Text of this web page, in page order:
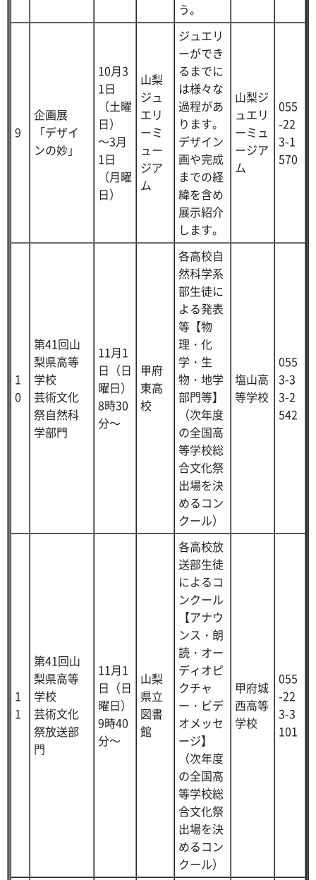
う。
9
企画展
「デザイ
ンの妙」
10月3
1日
（土曜
日）
～3月
1日
（月曜
日）
山梨
ジュ
エリ
ーミ
ュー
ジア
ム
ジュエリ
ーができ
るまでに
は様々な
過程があ
ります。
デザイン
画や完成
までの経
緯を含め
展示紹介
します。
山梨ジ
ュエリ
ーミュ
ージア
ム
055
-22
3-1
570
1
0
第41回山
梨県高等
学校
芸術文化
祭自然科
学部門
11月1
日（日
曜日）
8時30
分～
甲府
東高
校
各高校自
然科学系
部生徒に
よる発表
等【物
理・化
学・生
物・地学
部門等】
（次年度
の全国高
等学校総
合文化祭
出場を決
めるコン
クール）
塩山高
等学校
055
3-3
3-2
542
1
1
第41回山
梨県高等
学校
芸術文化
祭放送部
門
11月1
日（日
曜日）
9時40
分～
山梨
県立
図書
館
各高校放
送部生徒
によるコ
ンクール
【アナウ
ンス・朗
読・オー
ディオピ
クチャ
ー・ビデ
オメッセ
ージ】
（次年度
の全国高
等学校総
合文化祭
出場を決
めるコン
クール）
甲府城
西高等
学校
055
-22
3-3
101